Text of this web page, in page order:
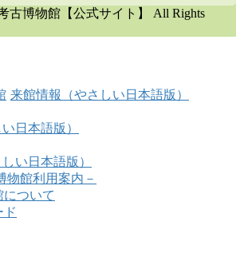
古博物館【公式サイト】 All Rights
来館情報（やさしい日本語版）
日本語版）
い日本語版）
物館利用案内－
ついて
ド